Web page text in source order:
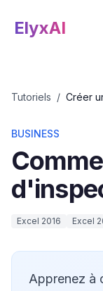
ElyxAI
Tutoriels / Créer
BUSINESS
Excel 2016 Excel
Apprenez à